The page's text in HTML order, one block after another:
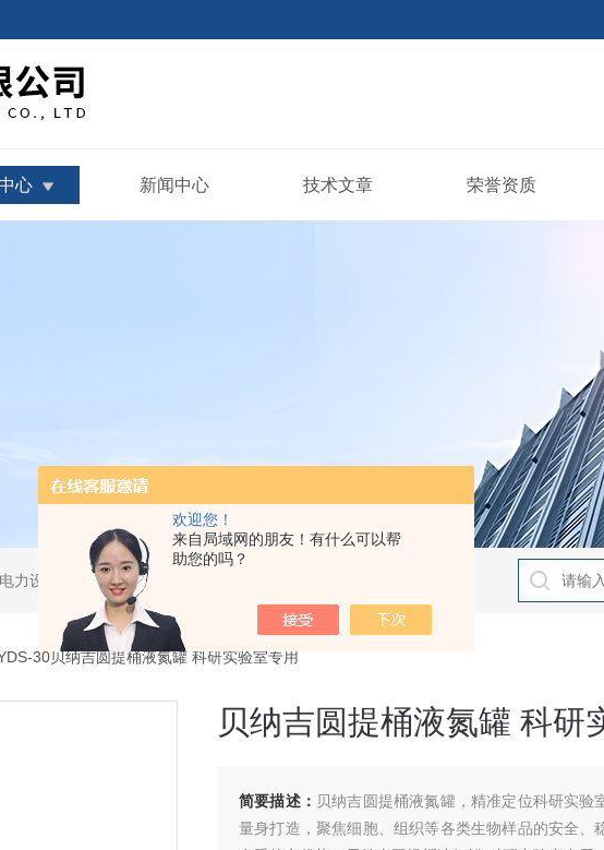
欢迎您！
来自局域网的朋友！有什么可以帮
助您的吗？
心 新闻中心 技术文章 荣誉资质
力设备、无损检测。
30贝纳吉圆提桶液氮罐 科研实验室专用
贝纳吉圆提桶液氮罐 科研
简要描述： 贝纳吉圆提桶液氮罐，精准定位科研实
量身打造，聚焦细胞、组织等各类生物样品的安全